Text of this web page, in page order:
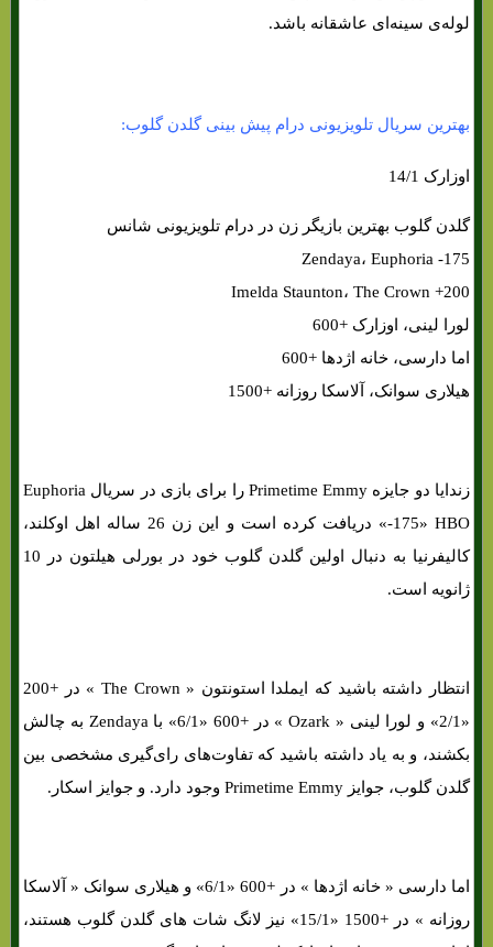
لوله‌ی سینه‌ای عاشقانه باشد.
بهترین سریال تلویزیونی درام پیش بینی گلدن گلوب:
اوزارک 14/1
گلدن گلوب بهترین بازیگر زن در درام تلویزیونی شانس
Zendaya، Euphoria -175
Imelda Staunton، The Crown +200
لورا لینی، اوزارک +600
اما دارسی، خانه اژدها +600
هیلاری سوانک، آلاسکا روزانه +1500
زندایا دو جایزه Primetime Emmy را برای بازی در سریال Euphoria
«-175» HBO دریافت کرده است و این زن 26 ساله اهل اوکلند،
کالیفرنیا به دنبال اولین گلدن گلوب خود در بورلی هیلتون در 10
ژانویه است.
انتظار داشته باشید که ایملدا استونتون « The Crown » در +200
«2/1» و لورا لینی « Ozark » در +600 «6/1» با Zendaya به چالش
بکشند، و به یاد داشته باشید که تفاوت‌های‌ رای‌گیری مشخصی بین
گلدن گلوب، جوایز Primetime Emmy وجود دارد. و جوایز اسکار.
اما دارسی « خانه اژدها » در +600 «6/1» و هیلاری سوانک « آلاسکا
روزانه » در +1500 «15/1» نیز لانگ شات های‌ گلدن گلوب هستند،